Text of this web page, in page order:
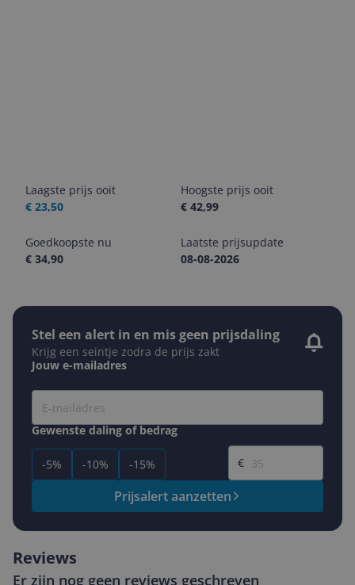
Laagste prijs ooit
€ 23,50
Hoogste prijs ooit
€ 42,99
Goedkoopste nu
€ 34,90
Laatste prijsupdate
08-08-2026
Stel een alert in en mis geen prijsdaling
Krijg een seintje zodra de prijs zakt
Jouw e-mailadres
Gewenste daling of bedrag
-5% -10% -15%
Gewenste prijs
€
Prijsalert aanzetten
Reviews
Er zijn nog geen reviews geschreven